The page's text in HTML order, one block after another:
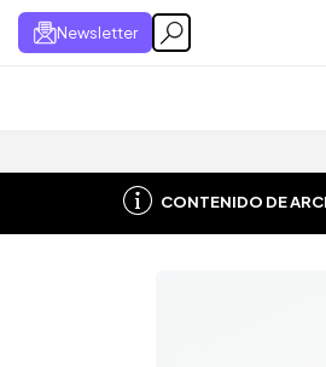
Newsletter
CONTENIDO DE